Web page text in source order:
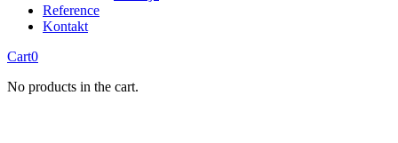
Reference
Kontakt
Cart0
No products in the cart.